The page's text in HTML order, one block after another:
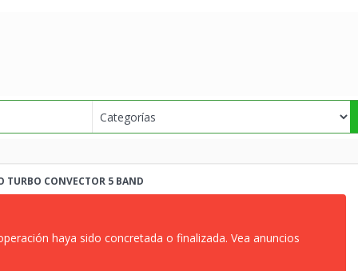
TURBO CONVECTOR 5 BAND
haya sido concretada o finalizada. Vea anuncios